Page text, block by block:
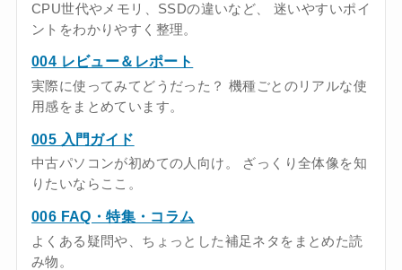
CPU世代やメモリ、SSDの違いなど、 迷いやすいポイ
ントをわかりやすく整理。
004 レビュー＆レポート
実際に使ってみてどうだった？ 機種ごとのリアルな使
用感をまとめています。
005 入門ガイド
中古パソコンが初めての人向け。 ざっくり全体像を知
りたいならここ。
006 FAQ・特集・コラム
よくある疑問や、ちょっとした補足ネタをまとめた読
み物。